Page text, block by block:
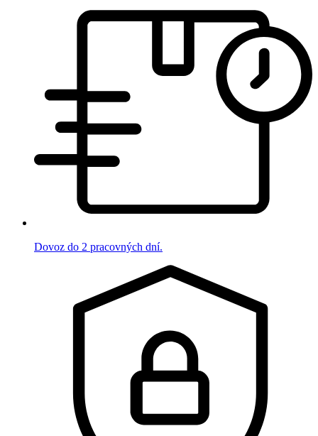
Dovoz do 2 pracovných dní.